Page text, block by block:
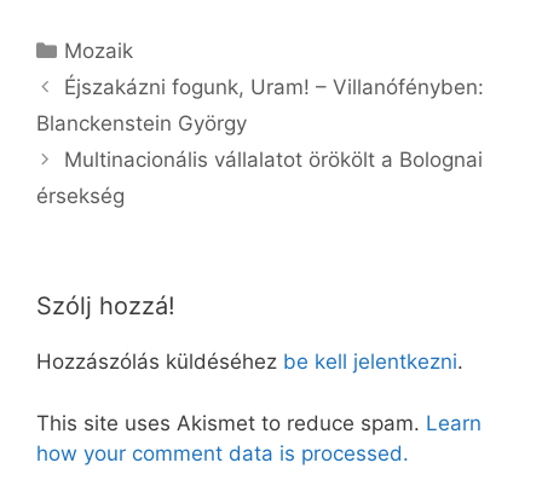
Kategória
Mozaik
Éjszakázni fogunk, Uram! – Villanófényben:
Blanckenstein György
Multinacionális vállalatot örökölt a Bolognai
érsekség
Szólj hozzá!
Hozzászólás küldéséhez be kell jelentkezni.
This site uses Akismet to reduce spam. Learn
how your comment data is processed.